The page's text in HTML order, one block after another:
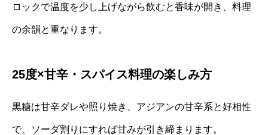
ロックで温度を少し上げながら飲むと香味が開き、料理
の余韻と重なります。
25度×甘辛・スパイス料理の楽しみ方
黒糖は甘辛ダレや照り焼き、アジアンの甘辛系と好相性
で、ソーダ割りにすれば甘みが引き締まります。